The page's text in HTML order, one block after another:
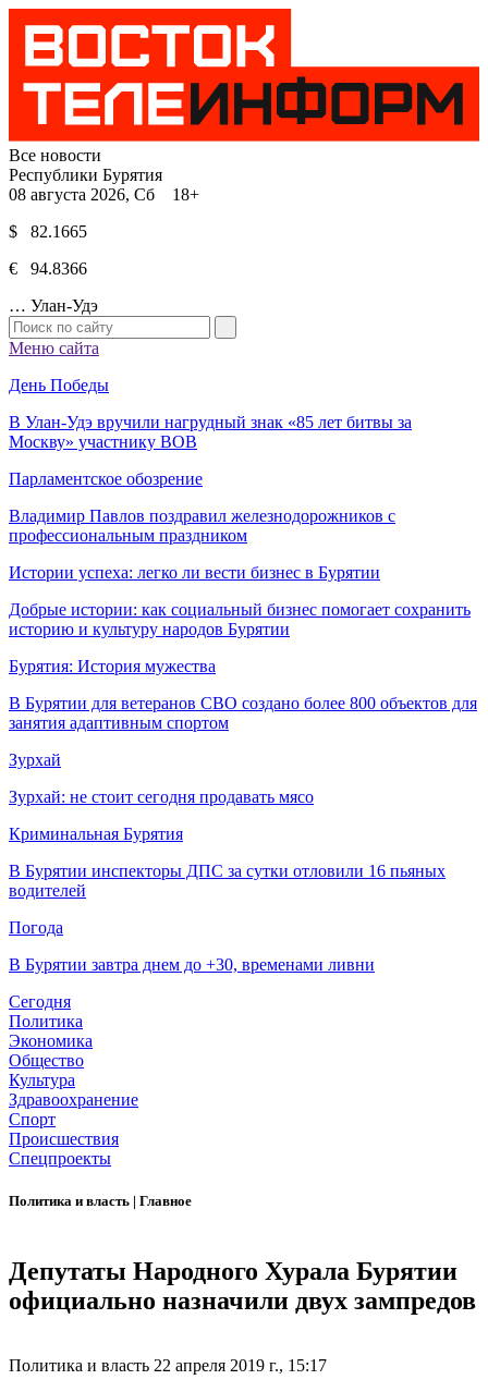
Все новости
Республики Бурятия
08 августа 2026, Сб 18+
$ 82.1665
€ 94.8366
… Улан-Удэ
Меню сайта
День Победы
В Улан-Удэ вручили нагрудный знак «85 лет битвы за
Москву» участнику ВОВ
Парламентское обозрение
Владимир Павлов поздравил железнодорожников с
профессиональным праздником
Истории успеха: легко ли вести бизнес в Бурятии
Добрые истории: как социальный бизнес помогает сохранить
историю и культуру народов Бурятии
Бурятия: История мужества
В Бурятии для ветеранов СВО создано более 800 объектов для
занятия адаптивным спортом
Зурхай
Зурхай: не стоит сегодня продавать мясо
Криминальная Бурятия
В Бурятии инспекторы ДПС за сутки отловили 16 пьяных
водителей
Погода
В Бурятии завтра днем до +30, временами ливни
Сегодня
Политика
Экономика
Общество
Культура
Здравоохранение
Спорт
Происшествия
Спецпроекты
Политика и власть | Главное
Депутаты Народного Хурала Бурятии
официально назначили двух зампредов
Политика и власть 22 апреля 2019 г., 15:17